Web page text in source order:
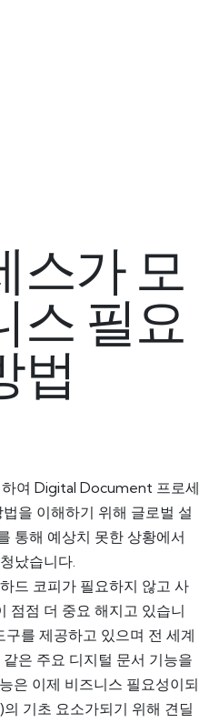
스가 모
스 필요
법
여 Digital Document 프로세
을 이해하기 위해 글로벌 설
통해 예상치 못한 상황에서
났습니다.
드 코피가 필요하지 않고 사
점점 더 중요 해지고 있습니
를 제공하고 있으며 전 세계
은 주요 디지털 문서 기능을
은 이제 비즈니스 필요성이되
기초 요소가되기 위해 견딜